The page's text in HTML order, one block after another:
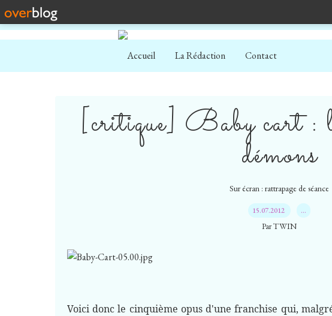
Accueil La Rédaction Contact
[critique] Baby cart :
démons
Sur écran : rattrapage de séance
15.07.2012 …
Par TWIN
Voici donc le cinquième opus d'une franchise qui,